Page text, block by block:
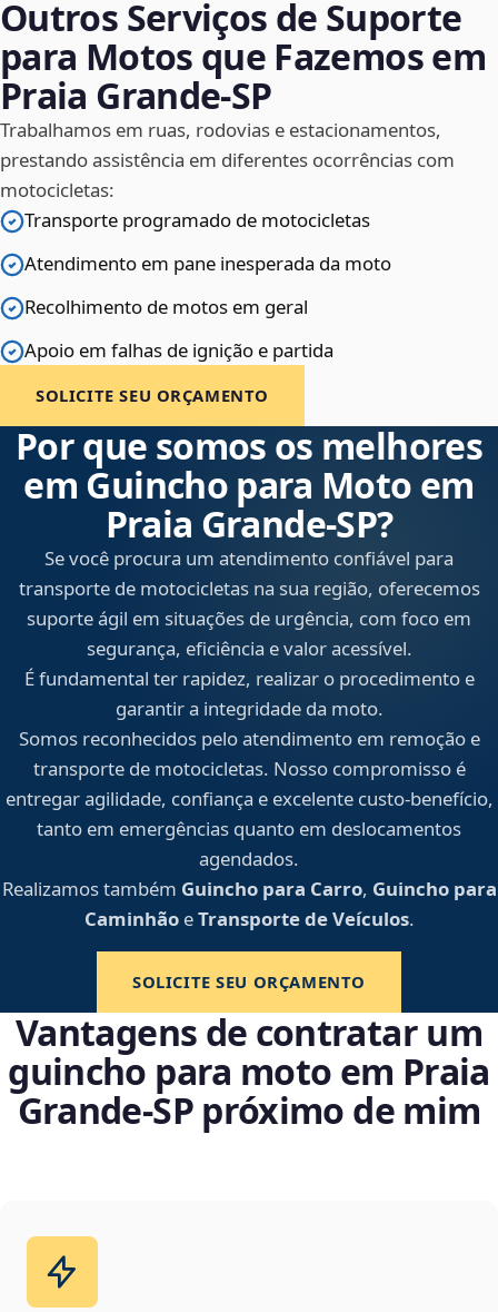
Outros Serviços de Suporte
para Motos que Fazemos em
Praia Grande‑SP
Trabalhamos em ruas, rodovias e estacionamentos,
prestando assistência em diferentes ocorrências com
motocicletas:
Transporte programado de motocicletas
Atendimento em pane inesperada da moto
Recolhimento de motos em geral
Apoio em falhas de ignição e partida
SOLICITE SEU ORÇAMENTO
Por que somos os melhores
em Guincho para Moto em
Praia Grande‑SP?
Se você procura um atendimento confiável para
transporte de motocicletas na sua região, oferecemos
suporte ágil em situações de urgência, com foco em
segurança, eficiência e valor acessível.
É fundamental ter rapidez, realizar o procedimento e
garantir a integridade da moto.
Somos reconhecidos pelo atendimento em remoção e
transporte de motocicletas. Nosso compromisso é
entregar agilidade, confiança e excelente custo-benefício,
tanto em emergências quanto em deslocamentos
agendados.
Realizamos também Guincho para Carro, Guincho para
CaminhãoeTransporte de Veículos.
SOLICITE SEU ORÇAMENTO
Vantagens de contratar um
guincho para moto em Praia
Grande‑SP próximo de mim